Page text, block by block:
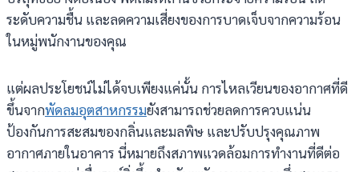
ระดับความชื้น และลดความเสี่ยงของการบาดเจ็บจากความร้อน
ในหมู่พนักงานของคุณ
แต่ผลประโยชน์ไม่ได้จบเพียงแค่นั้น การไหลเวียนของอากาศที่ดี
ขึ้นจากพัดลมอุตสาหกรรมยังสามารถช่วยลดการควบแน่น
ป้องกันการสะสมของกลิ่นและมลพิษ และปรับปรุงคุณภาพ
อากาศภายในอาคาร นี่หมายถึงสภาพแวดล้อมการทำงานที่ดีต่อ